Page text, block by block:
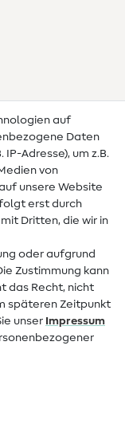
auf
Daten
Adresse), um z.B.
von
unsere Website
erst durch
Dritten, die wir in
oder aufgrund
Zustimmung kann
das Recht, nicht
späteren Zeitpunkt
unser Impressum